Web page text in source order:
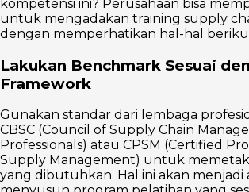
kompetensi ini? Perusahaan bisa
untuk mengadakan training supply
dengan memperhatikan hal-hal
Lakukan Benchmark Sesuai
Framework
Gunakan standar dari lembaga
CBSC (Council of Supply Chain
Professionals) atau CPSM (Certified
Supply Management) untuk
yang dibutuhkan. Hal ini akan menjadi